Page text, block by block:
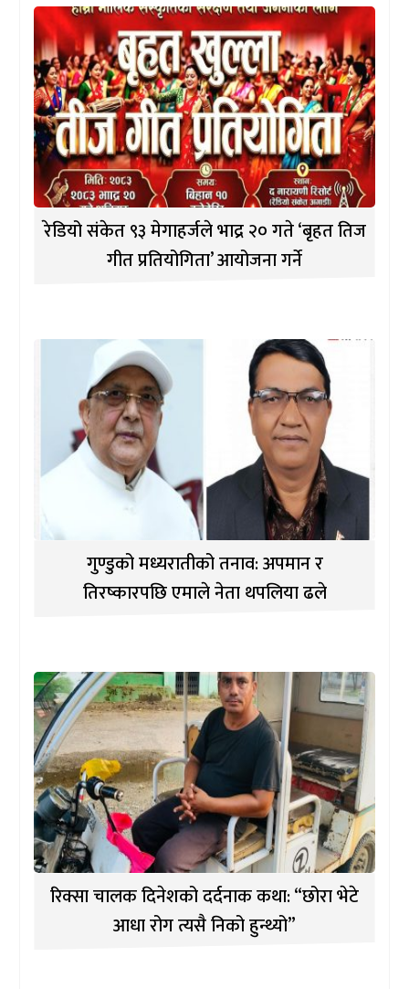
रेडियो संकेत ९३ मेगाहर्जले भाद्र २० गते ‘बृहत तिज
गीत प्रतियोगिता’ आयोजना गर्ने
गुण्डुको मध्यरातीको तनाव: अपमान र
तिरष्कारपछि एमाले नेता थपलिया ढले
रिक्सा चालक दिनेशको दर्दनाक कथा: “छोरा भेटे
आधा रोग त्यसै निको हुन्थ्यो”